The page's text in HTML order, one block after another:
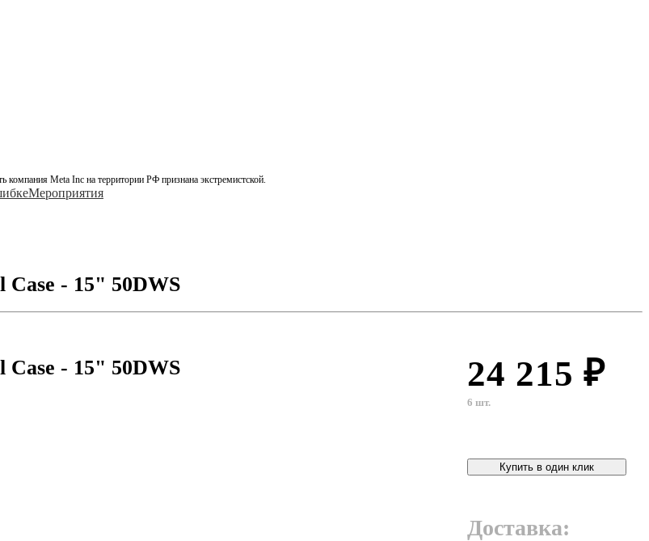
Meta Inc на территории РФ признана экстремистской.
Мероприятия
- 15" 50DWS
- 15" 50DWS 24 215 ₽
6 шт.
Купить в один клик
Доставка: